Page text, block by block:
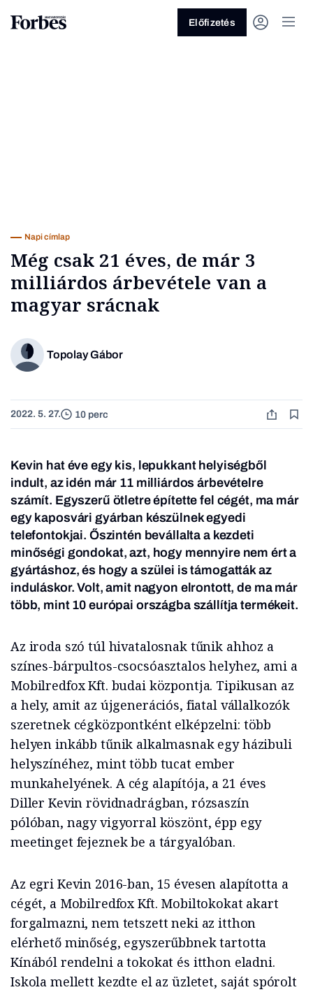
Üzlet
Előfizetés
Napi címlap
Még csak 21 éves, de már 3
milliárdos árbevétele van a
magyar srácnak
Topolay Gábor
2022. 5. 27. 10 perc
Kevin hat éve egy kis, lepukkanthelyiségből
indult, az idén már 11 milliárdos árbevételre
számít. Egyszerű ötletre építette fel cégét, ma már
egy kaposvári gyárban készülnek egyedi
telefontokjai. Őszintén bevállalta a kezdeti
minőségi gondokat, azt, hogy mennyire nem ért a
gyártáshoz, és hogy a szülei is támogatták az
induláskor. Volt, amit nagyon elrontott, de ma már
több, mint 10 európai országba szállítja termékeit.
Az iroda szó túl hivatalosnak tűnik ahhoz a
színes-bárpultos-csocsóasztalos helyhez, ami a
Mobilredfox Kft. budai központja. Tipikusan az
a hely, amit az újgenerációs, fiatal vállalkozók
szeretnek cégközpontként elképzelni: több
helyen inkább tűnik alkalmasnak egy házibuli
helyszínéhez, mint több tucat ember
munkahelyének. A cég alapítója, a 21 éves
Diller Kevin rövidnadrágban, rózsaszín
pólóban, nagy vigyorral köszönt, épp egy
meetinget fejeznek be a tárgyalóban.
Az egri Kevin 2016-ban, 15 évesen alapította a
cégét, a Mobilredfox Kft. Mobiltokokat akart
forgalmazni, nem tetszett neki az itthon
elérhető minőség, egyszerűbbnek tartotta
Kínából rendelni a tokokat és itthon eladni.
Iskola mellett kezdte el az üzletet, saját spórolt